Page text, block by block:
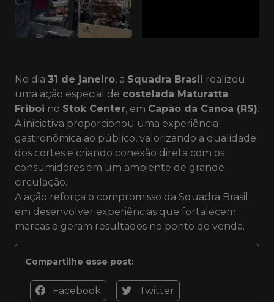
No dia 31 de janeiro, a Squadra Brasil realizou
uma ação especial de costelada Maturatta
Friboi no Stok Center, em Capão da Canoa (RS).
A iniciativa proporcionou uma experiência
gastronômica ao público, valorizando a qualidade
dos cortes e criando conexão direta com os
consumidores em um ambiente de grande
circulação.
A ação reforça o compromisso da Squadra Brasil
em desenvolver experiências que fortalecem
marcas e geram resultados no ponto de venda.
Compartilhe esse post:
Facebook Twitter